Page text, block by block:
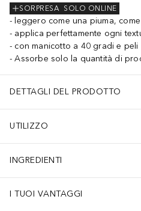
SOLO ONLINE
SORPRESA
leggero come una piuma,
applica perfettamente ogni
con manicotto a 40 gradi e
Assorbe solo la quantità di
DETTAGLI DEL PRODOTTO
UTILIZZO
INGREDIENTI
I TUOI VANTAGGI